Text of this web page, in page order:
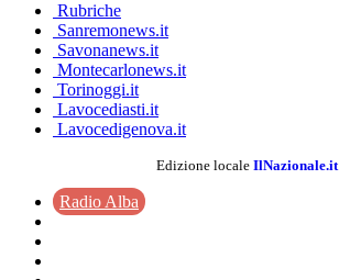
Rubriche
Sanremonews.it
Savonanews.it
Montecarlonews.it
Torinoggi.it
Lavocediasti.it
Lavocedigenova.it
Edizione locale IlNazionale.it
Radio Alba